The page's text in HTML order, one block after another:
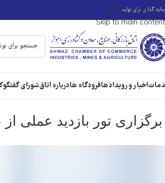
Skip to navigation
Skip to main content
گذاری برای تولید
اخبار و رویدادهافرودگاه هادرباره اتاقشورای گفتگو
برگزاری تور بازدید عملی